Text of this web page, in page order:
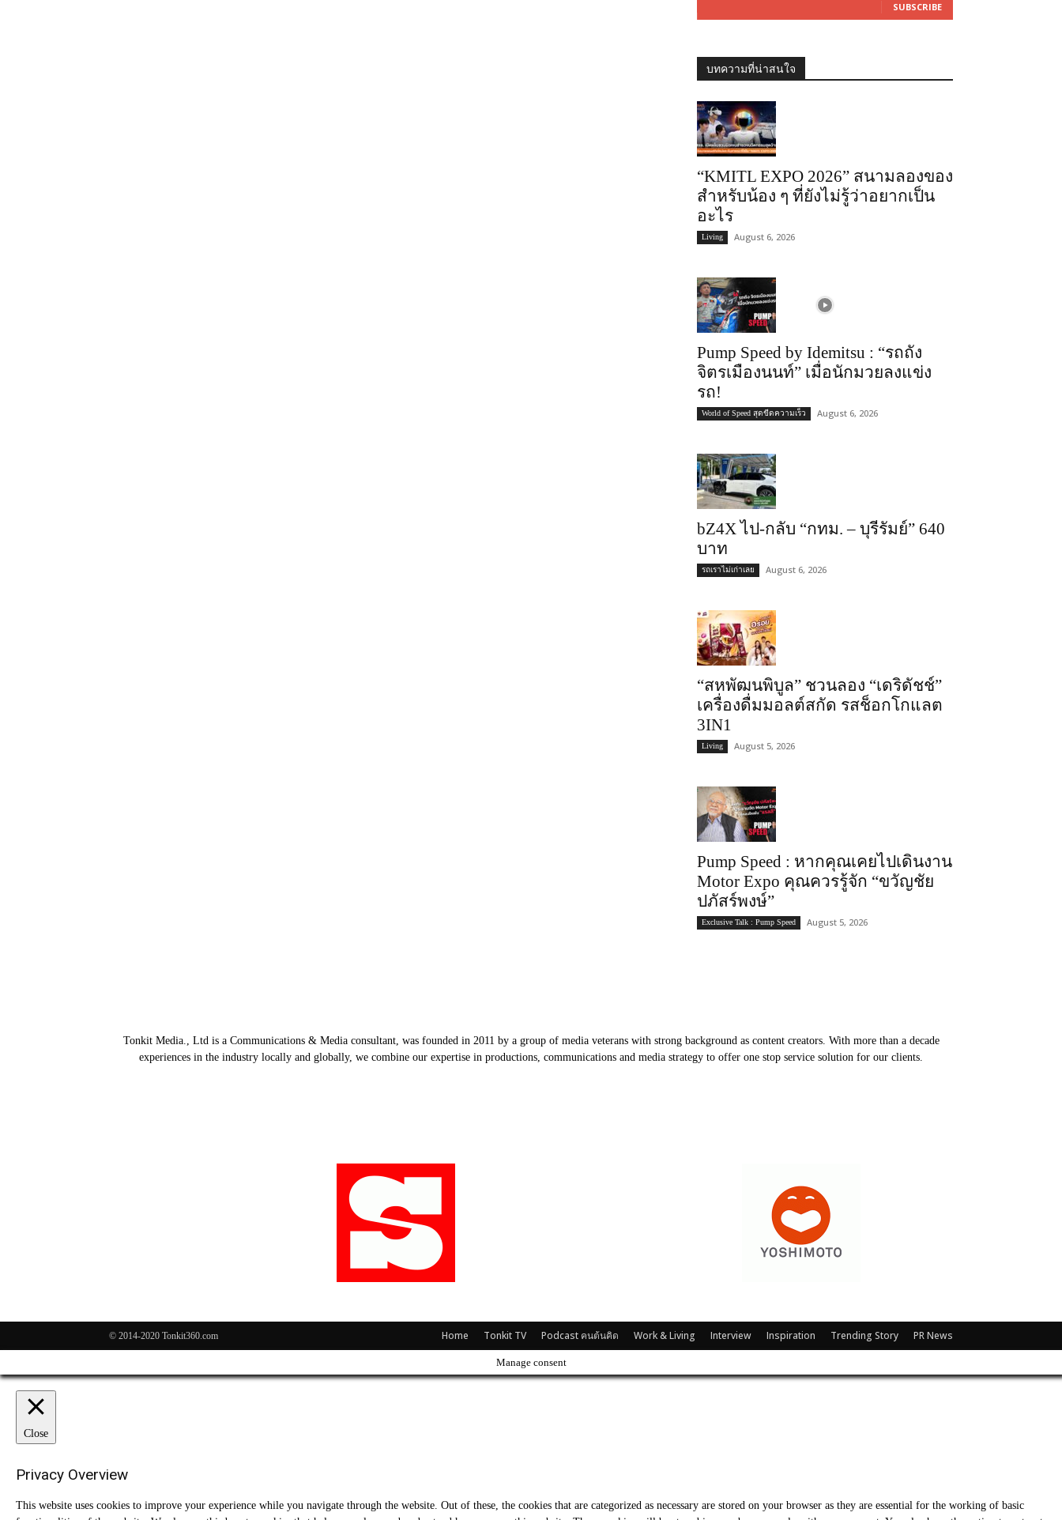
SUBSCRIBE
บทความที่น่าสนใจ
“KMITL EXPO 2026” สนามลองของ
สำหรับน้อง ๆ ที่ยังไม่รู้ว่าอยากเป็น
อะไร
Living August 6, 2026
Pump Speed by Idemitsu : “รถถัง
จิตรเมืองนนท์” เมื่อนักมวยลงแข่ง
รถ!
World of Speed สุดขีดความเร็ว August 6, 2026
bZ4X ไป-กลับ “กทม. – บุรีรัมย์” 640
บาท
รถเราไม่เก่าเลย August 6, 2026
“สหพัฒนพิบูล” ชวนลอง “เดริดัชช์”
เครื่องดื่มมอลต์สกัด รสช็อกโกแลต
3IN1
Living August 5, 2026
Pump Speed : หากคุณเคยไปเดินงาน
Motor Expo คุณควรรู้จัก “ขวัญชัย
ปภัสร์พงษ์”
Exclusive Talk : Pump Speed August 5, 2026
Tonkit Media., Ltd is a Communications & Media consultant, was founded in 2011 by a group of media veterans with strong background as content creators. With more than a decade
experiences in the industry locally and globally, we combine our expertise in productions, communications and media strategy to offer one stop service solution for our clients.
Home Tonkit TV Podcast คนต้นคิด Work & Living Interview Inspiration Trending Story PR News
© 2014-2020 Tonkit360.com
Manage consent
Close
Privacy Overview
This website uses cookies to improve your experience while you navigate through the website. Out of these, the cookies that are categorized as necessary are stored on your browser as they are essential for the working of basic